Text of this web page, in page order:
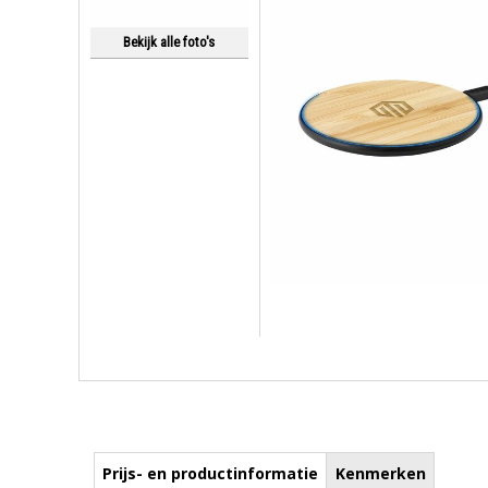
Bekijk alle foto's
Prijs- en productinformatie Kenmerken